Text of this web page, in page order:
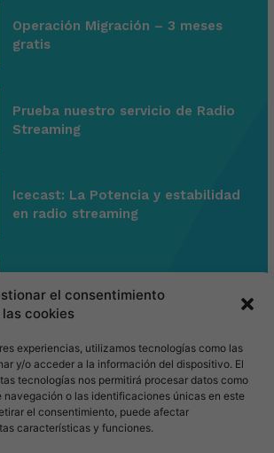
el consentimiento
las cookies
experiencias, utilizamos tecnologías como las
y/o acceder a la información del dispositivo. El
tecnologías nos permitirá procesar datos como
navegación o las identificaciones únicas en este
el consentimiento, puede afectar
características y funciones.
Operación Migración – 3 meses
gratis
Prueba nuestro servicio de Radio
Streaming
Icecast: La Potencia y estabilidad
en radio streaming
elegida de Radio Streaming